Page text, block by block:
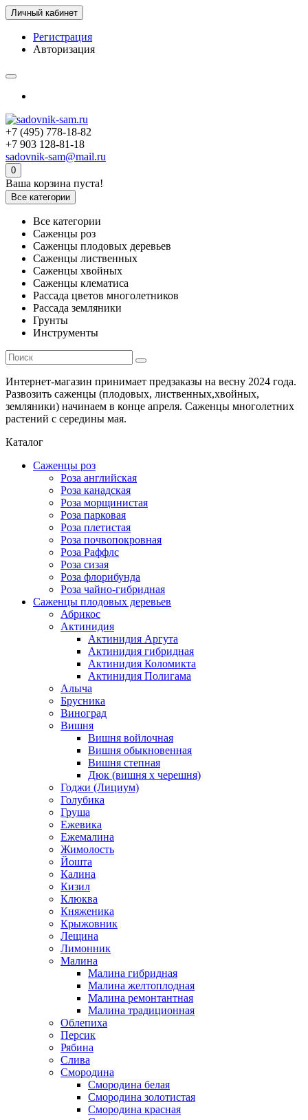
Личный кабинет
Регистрация
Авторизация
+7 (495) 778-18-82
+7 903 128-81-18
sadovnik-sam@mail.ru
0
Ваша корзина пуста!
Все категории
Все категории
Саженцы роз
Саженцы плодовых деревьев
Саженцы лиственных
Саженцы хвойных
Саженцы клематиса
Рассада цветов многолетников
Рассада земляники
Грунты
Инструменты
Интернет-магазин принимает предзаказы на весну 2024 года.
Развозить саженцы (плодовых, лиственных,хвойных,
земляники) начинаем в конце апреля. Саженцы многолетних
растений с середины мая.
Каталог
Саженцы роз
Роза английская
Роза канадская
Роза морщинистая
Роза парковая
Роза плетистая
Роза почвопокровная
Роза Раффлс
Роза сизая
Роза флорибунда
Роза чайно-гибридная
Саженцы плодовых деревьев
Абрикос
Актинидия
Актинидия Аргута
Актинидия гибридная
Актинидия Коломикта
Актинидия Полигама
Алыча
Брусника
Виноград
Вишня
Вишня войлочная
Вишня обыкновенная
Вишня степная
Дюк (вишня х черешня)
Годжи (Лициум)
Голубика
Груша
Ежевика
Ежемалина
Жимолость
Йошта
Калина
Кизил
Клюква
Княженика
Крыжовник
Лещина
Лимонник
Малина
Малина гибридная
Малина желтоплодная
Малина ремонтантная
Малина традиционная
Облепиха
Персик
Рябина
Слива
Смородина
Смородина белая
Смородина золотистая
Смородина красная